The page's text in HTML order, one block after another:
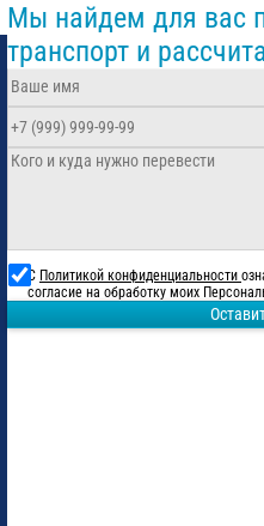
Мы найдем для вас
транспорт и
С Политикой конфиденциальности
согласие на обработку моих